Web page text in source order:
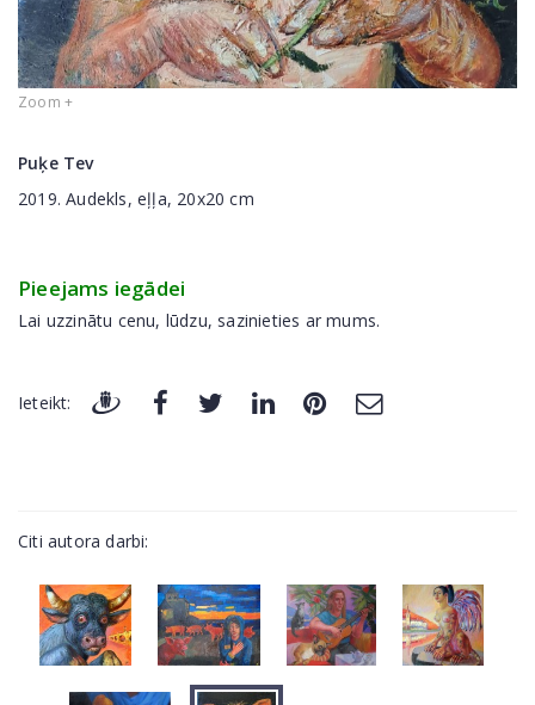
Zoom +
Puķe Tev
2019. Audekls, eļļa, 20x20 cm
Pieejams iegādei
Lai uzzinātu cenu, lūdzu, sazinieties ar mums.
Ieteikt:
Citi autora darbi: